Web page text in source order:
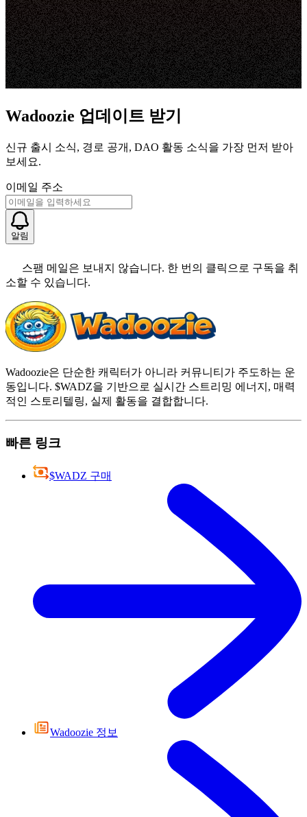
Wadoozie 업데이트 받기
신규 출시 소식, 경로 공개, DAO 활동 소식을 가장 먼저 받아
보세요.
이메일 주소
알림
스팸 메일은 보내지 않습니다. 한 번의 클릭으로 구독을 취
소할 수 있습니다.
Wadoozie은 단순한 캐릭터가 아니라 커뮤니티가 주도하는 운
동입니다. $WADZ을 기반으로 실시간 스트리밍 에너지, 매력
적인 스토리텔링, 실제 활동을 결합합니다.
빠른 링크
$WADZ 구매
Wadoozie 정보